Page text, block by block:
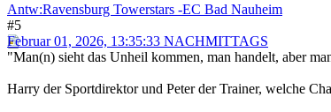
Antw:Ravensburg Towerstars -EC Bad Nauheim
#5
Februar 01, 2026, 13:35:33 NACHMITTAGS
"Man(n) sieht das Unheil kommen, man handelt, aber
Harry der Sportdirektor und Peter der Trainer, welche